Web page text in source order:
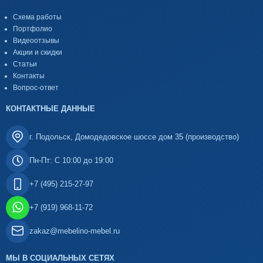
Схема работы
Портфолио
Видеоотзывы
Акции и скидки
Статьи
Контакты
Вопрос-ответ
КОНТАКТНЫЕ ДАННЫЕ
г. Подольск, Домодедовское шоссе дом 35 (производство)
Пн-Пт: С 10:00 до 19:00
+7 (495) 215-27-97
+7 (919) 968-11-72
zakaz@mebelino-mebel.ru
МЫ В СОЦИАЛЬНЫХ СЕТЯХ